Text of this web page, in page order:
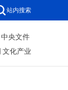
站内搜索
中央文件
文化产业